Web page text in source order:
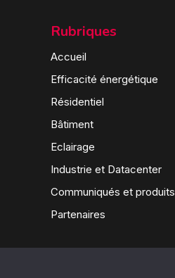
Rubriques
Accueil
Efficacité énergétique
Résidentiel
Bâtiment
Eclairage
Industrie et Datacenter
Communiqués et produits
Partenaires